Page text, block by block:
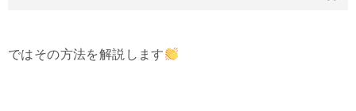
ではその方法を解説します